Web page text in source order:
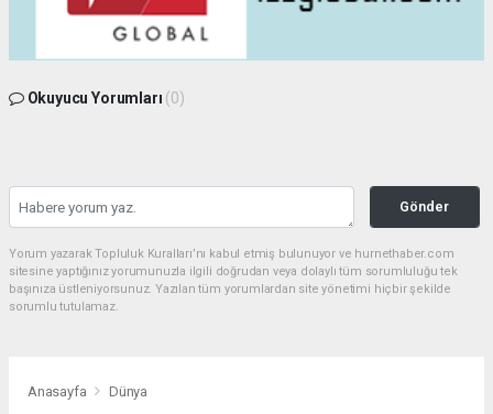
Okuyucu Yorumları (0)
Gönder
Yorum yazarak Topluluk Kuralları’nı kabul etmiş bulunuyor ve hurnethaber.com
sitesine yaptığınız yorumunuzla ilgili doğrudan veya dolaylı tüm sorumluluğu tek
başınıza üstleniyorsunuz. Yazılan tüm yorumlardan site yönetimi hiçbir şekilde
sorumlu tutulamaz.
Anasayfa Dünya